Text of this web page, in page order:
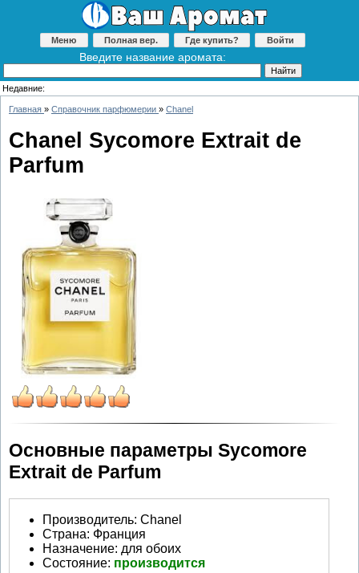
Меню Полная вер. Где купить? Войти
Введите название аромата:
Недавние:
Главная » Справочник парфюмерии » Chanel
Chanel Sycomore Extrait de
Parfum
Основные параметры Sycomore
Extrait de Parfum
Производитель: Chanel
Страна: Франция
Назначение: для обоих
Состояние: производится